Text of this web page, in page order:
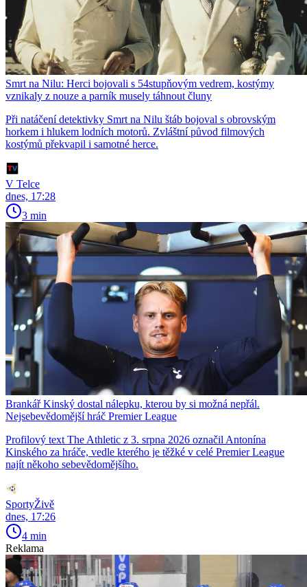
Smrt na Nilu: Herci bojovali s 54stupňovým vedrem, kostýmy
vznikaly z nouze a parník musely táhnout čluny
Při natáčení detektivky Smrt na Nilu štáb bojoval s obrovským
horkem i hlukem lodních motorů. Zvláštní původ filmových
kostýmů překvapil i samotné herce.
V Telce
dnes, 17:28
3 min
Brankář Kinský dostal nálepku, kterou by si možná nepřál.
Nejsebevědomější hráč Premier League
Profilový text The Athletic z 3. srpna 2026 označil Antonína
Kinského za hráče, vedle kterého je těžké v celé Premier League
najít někoho sebevědomějšího.
SportyŽivě
dnes, 17:26
4 min
Reklama